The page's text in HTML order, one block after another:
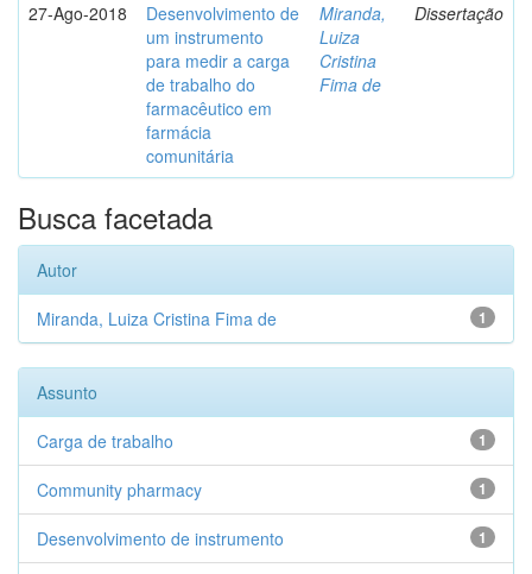
27-Ago-2018
Desenvolvimento de
um instrumento
para medir a carga
de trabalho do
farmacêutico em
farmácia
comunitária
Miranda,
Luiza
Cristina
Fima de
Dissertação
Busca facetada
Autor
1
Miranda, Luiza Cristina Fima de
Assunto
1
Carga de trabalho
1
Community pharmacy
1
Desenvolvimento de instrumento